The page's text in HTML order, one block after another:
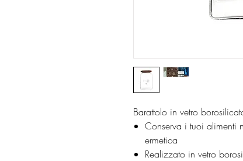
Barattolo in vetro
Conserva i tuoi alimenti
ermetica
Realizzato in vetro